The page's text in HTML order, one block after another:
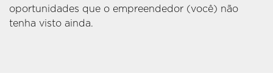
oportunidades que o empreendedor (você) não
tenha visto ainda.